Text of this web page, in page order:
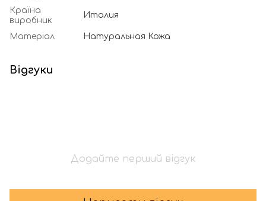
Країна
виробник
Италия
Матеріал Натуральная Кожа
Відгуки
Додайте перший відгук